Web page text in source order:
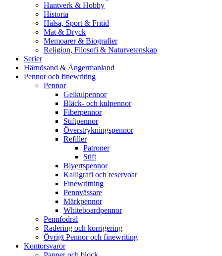
Hantverk & Hobby
Historia
Hälsa, Sport & Fritid
Mat & Dryck
Memoarer & Biografier
Religion, Filosofi & Naturvetenskap
Serier
Härnösand & Ångermanland
Pennor och finewriting
Pennor
Gelkulpennor
Bläck- och kulpennor
Fiberpennor
Stiftpennor
Överstrykningspennor
Refiller
Patroner
Stift
Blyertspennor
Kalligrafi och reservoar
Finewritning
Pennvässare
Märkpennor
Whiteboardpennor
Pennfodral
Radering och korrigering
Övrigt Pennor och finewriting
Kontorsvaror